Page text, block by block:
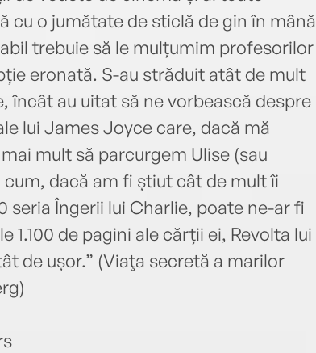
cu o jumătate de sticlă de gin în mână
trebuie să le mulțumim profesorilor
eronată. S-au străduit atât de mult
încât au uitat să ne vorbească despre
lui James Joyce care, dacă mă
mult să parcurgem Ulise (sau
dacă am fi știut cât de mult îi
seria Îngerii lui Charlie, poate ne-ar fi
1.100 de pagini ale cărții ei, Revolta lui
de ușor.” (Viaţa secretă a marilor